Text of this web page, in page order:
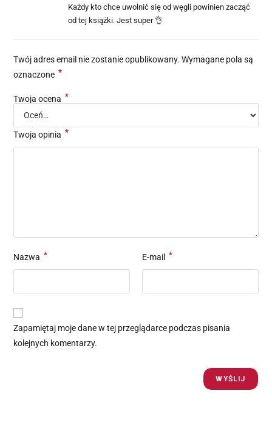
Oceniono
Każdy kto chce uwolnić się od węgli powinien zacząć
od tej książki. Jest super 👌
Twój adres email nie zostanie opublikowany. Wymagane pola są
oznaczone *
Twoja ocena *
Twoja opinia *
Nazwa * E-mail *
Zapamiętaj moje dane w tej przeglądarce podczas pisania
kolejnych komentarzy.